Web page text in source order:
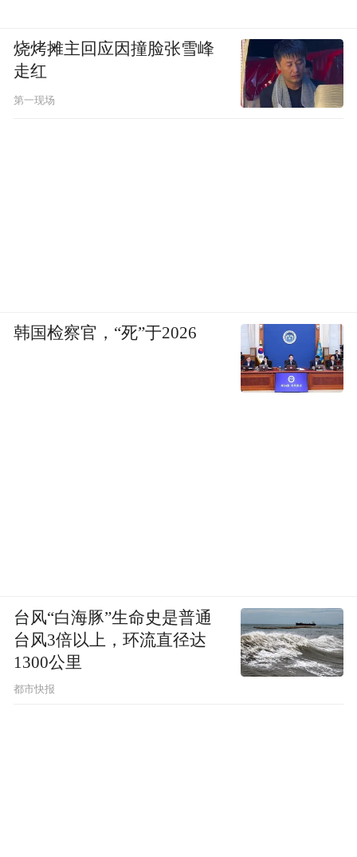
烧烤摊主回应因撞脸张雪峰
走红
第一现场
韩国检察官，“死”于2026
台风“白海豚”生命史是普通
台风3倍以上，环流直径达
1300公里
都市快报